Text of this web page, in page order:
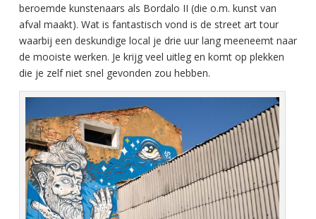
beroemde kunstenaars als Bordalo II (die o.m. kunst van
afval maakt). Wat is fantastisch vond is de street art tour
waarbij een deskundige local je drie uur lang meeneemt naar
de mooiste werken. Je krijg veel uitleg en komt op plekken
die je zelf niet snel gevonden zou hebben.